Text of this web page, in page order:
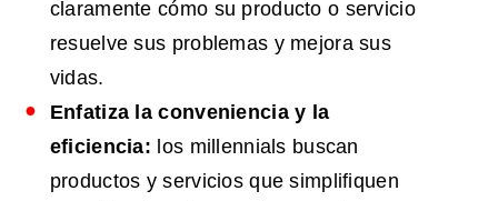
claramente cómo su producto o servicio
resuelve sus problemas y mejora sus
vidas.
Enfatiza la conveniencia y la
eficiencia: los millennials buscan
productos y servicios que simplifiquen